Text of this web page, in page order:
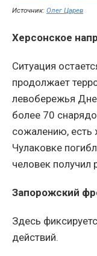
Источник: Олег Царев
Херсонское
Ситуация
продолжает
левобережья
более 70
сожалению, есть
Чулаковке
человек получил
Запорожский
Здесь
действий.